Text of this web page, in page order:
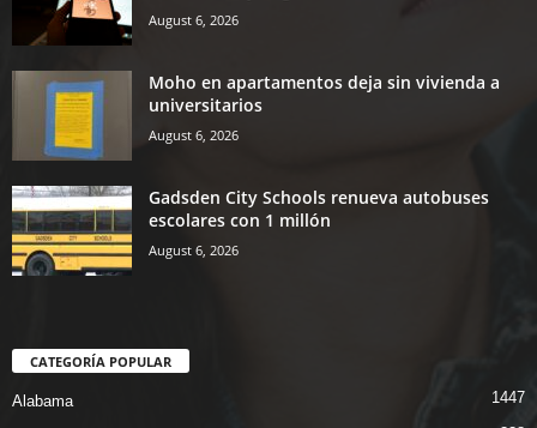
August 6, 2026
Moho en apartamentos deja sin vivienda a
universitarios
August 6, 2026
Gadsden City Schools renueva autobuses
escolares con 1 millón
August 6, 2026
CATEGORÍA POPULAR
Alabama
1447